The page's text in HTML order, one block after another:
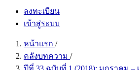
ลงทะเบียน
เข้าสู่ระบบ
หน้าแรก /
คลังบทความ /
ปีที่ 33 ฉบับที่ 1 (2018): มกราคม –